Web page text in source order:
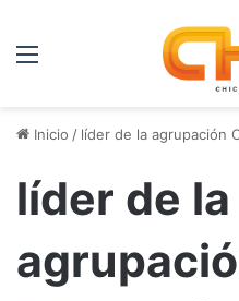
Menú
Inicio / líder de la agrupación
líder de la